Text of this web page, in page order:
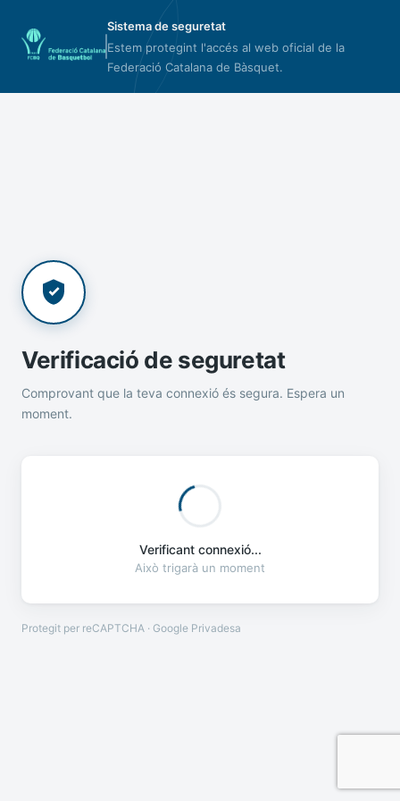
Sistema de seguretat
Estem protegint l'accés al web oficial de la
Federació Catalana de Bàsquet.
Verificació de seguretat
Comprovant que la teva connexió és segura. Espera un
moment.
Verificant connexió...
Això trigarà un moment
Protegit per reCAPTCHA · Google Privadesa